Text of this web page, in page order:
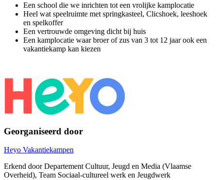
Een school die we inrichten tot een vrolijke kamplocatie
Heel wat speelruimte met springkasteel, Clicshoek, leeshoek
en spelkoffer
Een vertrouwde omgeving dicht bij huis
Een kamplocatie waar broer of zus van 3 tot 12 jaar ook een
vakantiekamp kan kiezen
Georganiseerd door
Heyo Vakantiekampen
Erkend door Departement Cultuur, Jeugd en Media (Vlaamse
Overheid), Team Sociaal-cultureel werk en Jeugdwerk